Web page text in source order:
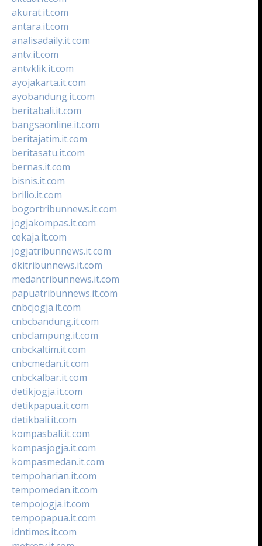
akurat.it.com
antara.it.com
analisadaily.it.com
antv.it.com
antvklik.it.com
ayojakarta.it.com
ayobandung.it.com
beritabali.it.com
bangsaonline.it.com
beritajatim.it.com
beritasatu.it.com
bernas.it.com
bisnis.it.com
brilio.it.com
bogortribunnews.it.com
jogjakompas.it.com
cekaja.it.com
jogjatribunnews.it.com
dkitribunnews.it.com
medantribunnews.it.com
papuatribunnews.it.com
cnbcjogja.it.com
cnbcbandung.it.com
cnbclampung.it.com
cnbckaltim.it.com
cnbcmedan.it.com
cnbckalbar.it.com
detikjogja.it.com
detikpapua.it.com
detikbali.it.com
kompasbali.it.com
kompasjogja.it.com
kompasmedan.it.com
tempoharian.it.com
tempomedan.it.com
tempojogja.it.com
tempopapua.it.com
idntimes.it.com